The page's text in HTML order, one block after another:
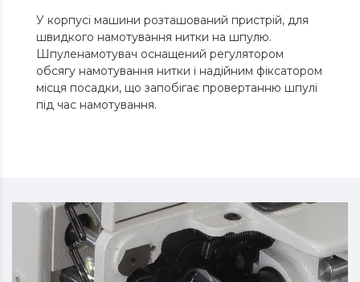
У корпусі машини розташований пристрій, для
швидкого намотування нитки на шпулю.
Шпуленамотувач оснащений регулятором
обсягу намотування нитки і надійним фіксатором
місця посадки, що запобігає провертанню шпулі
під час намотування.